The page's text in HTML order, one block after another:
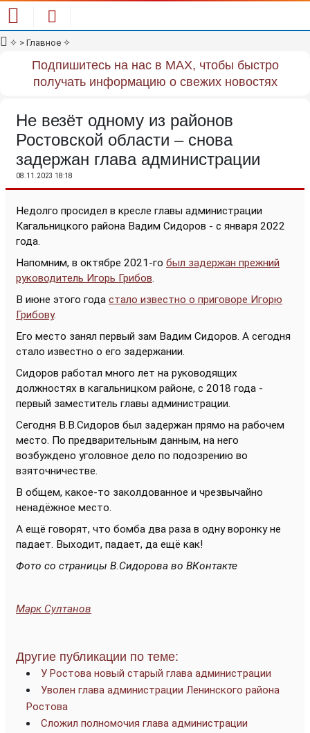
✧ > Главное ✧
Подпишитесь на нас в MAX, чтобы быстро
получать информацию о свежих новостях
Не везёт одному из районов
Ростовской области – снова
задержан глава администрации
08.11.2023 18:18
Недолго просидел в кресле главы администрации
Кагальницкого района Вадим Сидоров - с января 2022
года.
Напомним, в октябре 2021-го был задержан прежний
руководитель Игорь Грибов.
В июне этого года стало известно о приговоре Игорю
Грибову.
Его место занял первый зам Вадим Сидоров. А сегодня
стало известно о его задержании.
Сидоров работал много лет на руководящих
должностях в кагальницком районе, с 2018 года -
первый заместитель главы администрации.
Сегодня В.В.Сидоров был задержан прямо на рабочем
место. По предварительным данным, на него
возбуждено уголовное дело по подозрению во
взяточничестве.
В общем, какое-то заколдованное и чрезвычайно
ненадёжное место.
А ещё говорят, что бомба два раза в одну воронку не
падает. Выходит, падает, да ещё как!
Фото со страницы В.Сидорова во ВКонтакте
Марк Султанов
Другие публикации по теме:
У Ростова новый старый глава администрации
Уволен глава администрации Ленинского района
Ростова
Сложил полномочия глава администрации